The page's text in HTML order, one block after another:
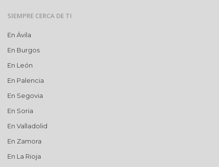
SIEMPRE CERCA DE TI
En Ávila
En Burgos
En León
En Palencia
En Segovia
En Soria
En Valladolid
En Zamora
En La Rioja